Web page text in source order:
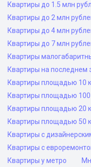
Квартиры до 1.5 млн
Квартиры до 2 млн
Квартиры до 4 млн
Квартиры до 7 млн
Квартиры
Квартиры на последнем
Квартиры площадью 10
Квартиры площадью 100
Квартиры площадью 20
Квартиры площадью 50
Квартиры с
Квартиры с
Квартиры у метро